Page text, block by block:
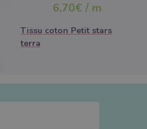
6,70€ / m
Tissu coton Petit stars
terra